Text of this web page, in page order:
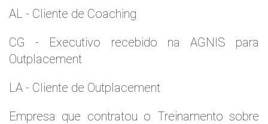
AL - Cliente de Coaching
CG - Executivo recebido na AGNIS para
Outplacement
LA - Cliente de Outplacement
Empresa que contratou o Treinamento sobre